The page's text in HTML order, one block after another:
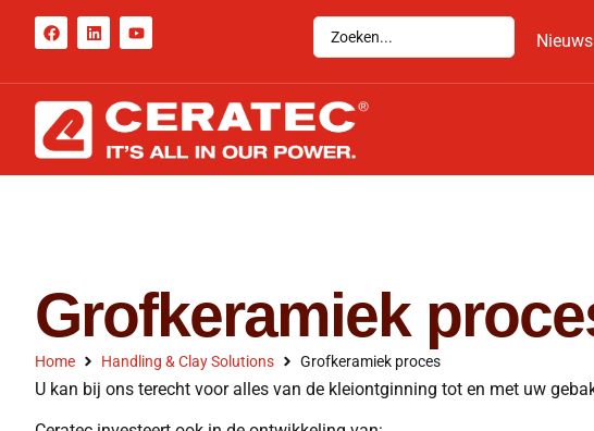
Nieuws
Grofkeramiek
Home Handling & Clay Solutions Grofkeramiek proces
U kan bij ons terecht voor alles van de kleiontginning tot en met uw